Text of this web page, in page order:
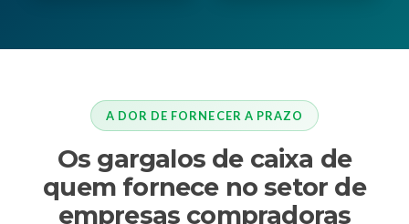
A DOR DE FORNECER A PRAZO
Os gargalos de caixa de
quem fornece no setor de
empresas compradoras